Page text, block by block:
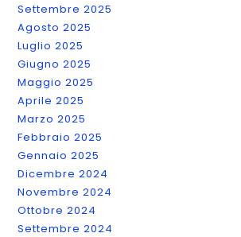
Settembre 2025
Agosto 2025
Luglio 2025
Giugno 2025
Maggio 2025
Aprile 2025
Marzo 2025
Febbraio 2025
Gennaio 2025
Dicembre 2024
Novembre 2024
Ottobre 2024
Settembre 2024